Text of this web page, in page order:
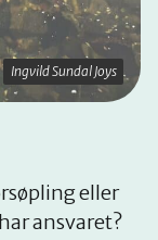
eller
ansvaret?
Ingvild Sundal Joys